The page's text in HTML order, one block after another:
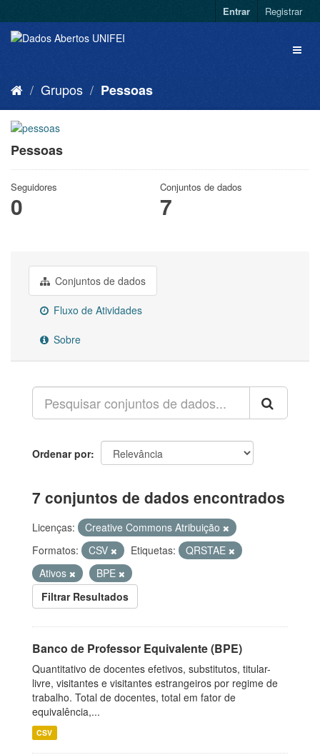
Entrar Registrar
Grupos Pessoas
Pessoas
Seguidores
0
Conjuntos de dados
7
Conjuntos de dados
Fluxo de Atividades
Sobre
Ordenar por
7 conjuntos de dados encontrados
Licenças:
Creative Commons Atribuição
Formatos:
CSV Etiquetas:
QRSTAE
Ativos
BPE
Filtrar Resultados
Banco de Professor Equivalente (BPE)
Quantitativo de docentes efetivos, substitutos, titular-
livre, visitantes e visitantes estrangeiros por regime de
trabalho. Total de docentes, total em fator de
equivalência,...
CSV